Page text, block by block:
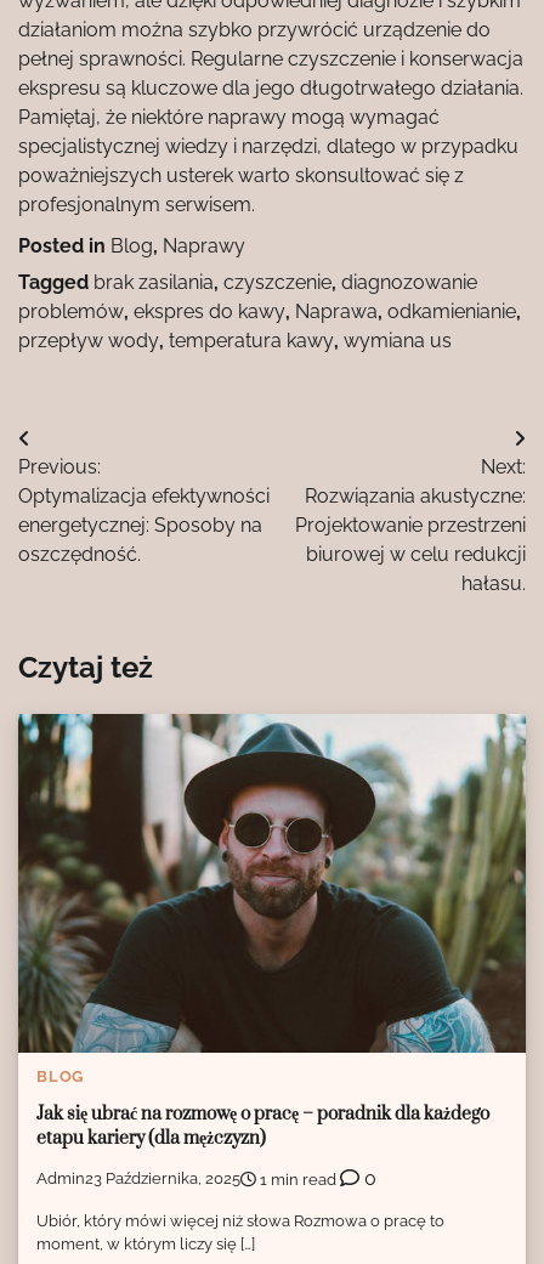
działaniom można szybko przywrócić urządzenie do
pełnej sprawności. Regularne czyszczenie i konserwacja
ekspresu są kluczowe dla jego długotrwałego działania.
Pamiętaj, że niektóre naprawy mogą wymagać
specjalistycznej wiedzy i narzędzi, dlatego w przypadku
poważniejszych usterek warto skonsultować się z
profesjonalnym serwisem.
Posted in Blog, Naprawy
Tagged brak zasilania, czyszczenie, diagnozowanie
problemów, ekspres do kawy, Naprawa, odkamienianie,
przepływ wody, temperatura kawy, wymiana us
Nawigacja
wpisu
Previous:
Optymalizacja efektywności
energetycznej: Sposoby na
oszczędność.
Next:
Rozwiązania akustyczne:
Projektowanie przestrzeni
biurowej w celu redukcji
hałasu.
Czytaj też
BLOG
Jak się ubrać na rozmowę o pracę – poradnik dla każdego
etapu kariery (dla mężczyzn)
Admin23 Października, 2025 1 min read 0
Ubiór, który mówi więcej niż słowa Rozmowa o pracę to
moment, w którym liczy się […]